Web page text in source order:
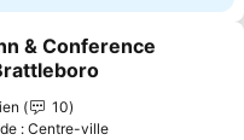
à mes favoris
& Conference
10
: Centre-ville